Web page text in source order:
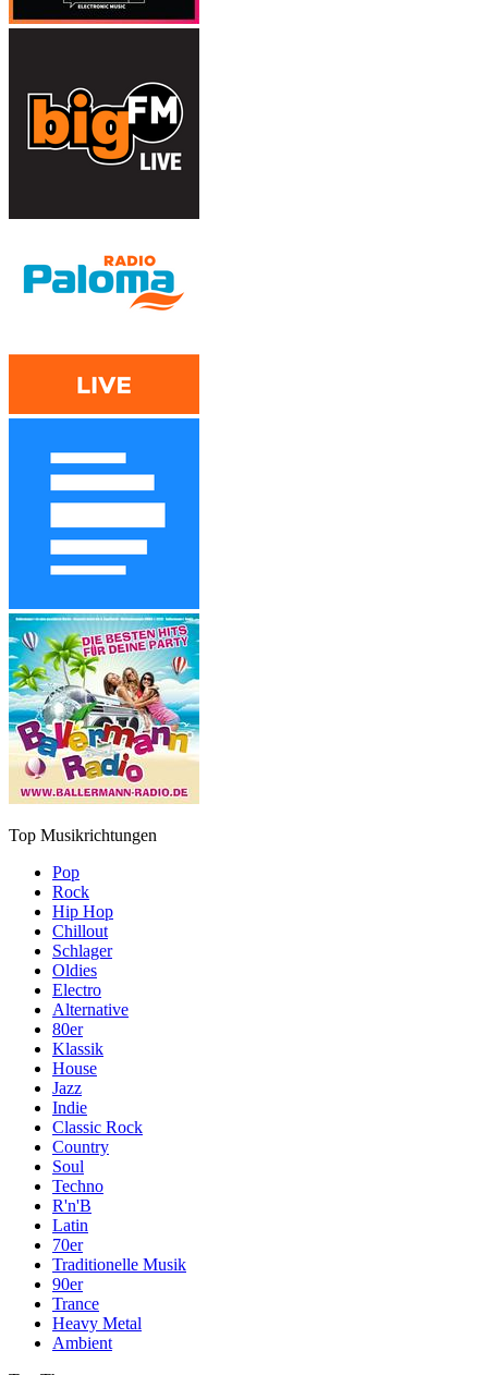
Top Musikrichtungen
Pop
Rock
Hip Hop
Chillout
Schlager
Oldies
Electro
Alternative
80er
Klassik
House
Jazz
Indie
Classic Rock
Country
Soul
Techno
R'n'B
Latin
70er
Traditionelle Musik
90er
Trance
Heavy Metal
Ambient